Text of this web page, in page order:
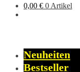
0,00 € 0 Artikel
Neuheiten
Bestseller